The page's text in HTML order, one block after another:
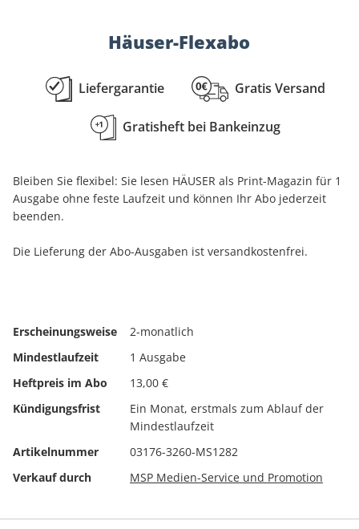
Häuser-Flexabo
Liefergarantie Gratis Versand
Gratisheft bei Bankeinzug
Bleiben Sie flexibel: Sie lesen HÄUSER als Print-Magazin für 1
Ausgabe ohne feste Laufzeit und können Ihr Abo jederzeit
beenden.
Die Lieferung der Abo-Ausgaben ist versandkostenfrei.
Erscheinungsweise
2-monatlich
Mindestlaufzeit
1 Ausgabe
Heftpreis im Abo
13,00 €
Kündigungsfrist
Ein Monat, erstmals zum Ablauf der
Mindestlaufzeit
Artikelnummer
03176-3260-MS1282
Verkauf durch
MSP Medien-Service und Promotion